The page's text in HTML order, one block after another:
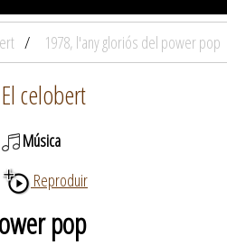
1978, l'any gloriós del power pop
El celobert
Música
Reproduir
pop